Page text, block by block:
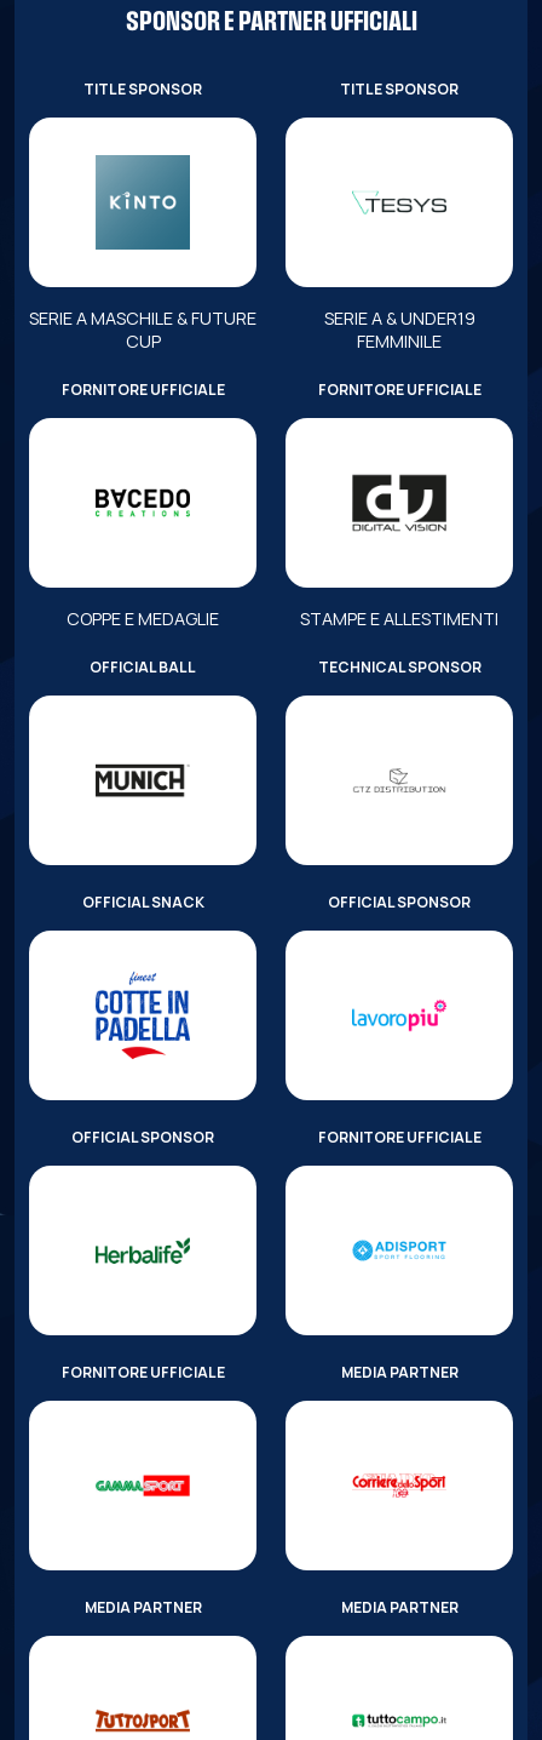
SPONSOR E PARTNER UFFICIALI
TITLE SPONSOR
SERIE A MASCHILE & FUTURE
CUP
TITLE SPONSOR
SERIE A & UNDER19
FEMMINILE
FORNITORE UFFICIALE
COPPE E MEDAGLIE
FORNITORE UFFICIALE
STAMPE E ALLESTIMENTI
OFFICIAL BALL TECHNICAL SPONSOR
OFFICIAL SNACK OFFICIAL SPONSOR
OFFICIAL SPONSOR FORNITORE UFFICIALE
FORNITORE UFFICIALE MEDIA PARTNER
MEDIA PARTNER MEDIA PARTNER